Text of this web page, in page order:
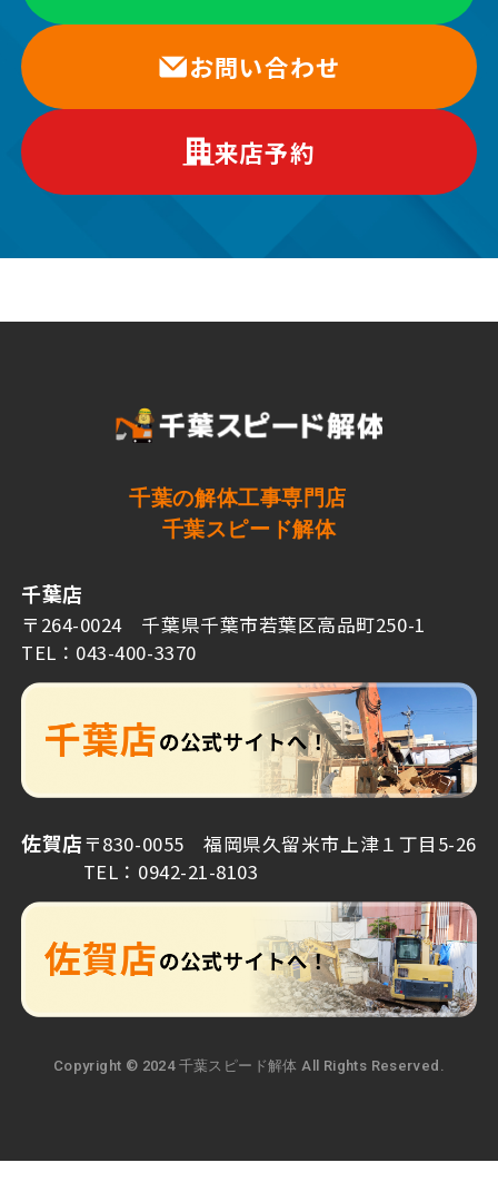
お問い合わせ
来店予約
千葉の解体工事専門店
千葉スピード解体
千葉店
〒264-0024 千葉県千葉市若葉区高品町250-1
TEL：043-400-3370
佐賀店〒830-0055 福岡県久留米市上津１丁目5-26
TEL：0942-21-8103
Copyright © 2024 千葉スピード解体 All Rights Reserved.